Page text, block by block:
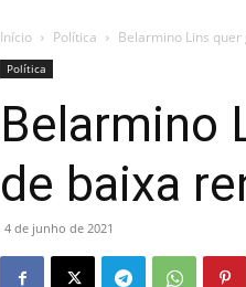
Início Política Belarmino Lins
Política
Belarmino
de baixa
4 de junho de 2021